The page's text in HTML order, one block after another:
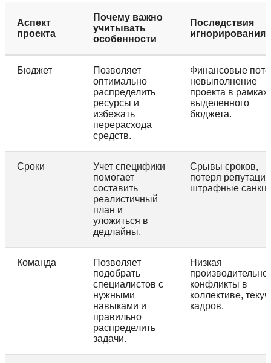
Аспект
проекта
Почему важно
учитывать
особенности
Последствия
игнорирования
Бюджет
Позволяет
оптимально
распределить
ресурсы и
избежать
перерасхода
средств.
Финансовые
невыполнение
проекта в рамках
выделенного
бюджета.
Сроки
Учет специфики
помогает
составить
реалистичный
план и
уложиться в
дедлайны.
Срывы сроков,
потеря
штрафные
Команда
Позволяет
подобрать
специалистов с
нужными
навыками и
правильно
распределить
задачи.
Низкая
конфликты в
коллективе,
кадров.